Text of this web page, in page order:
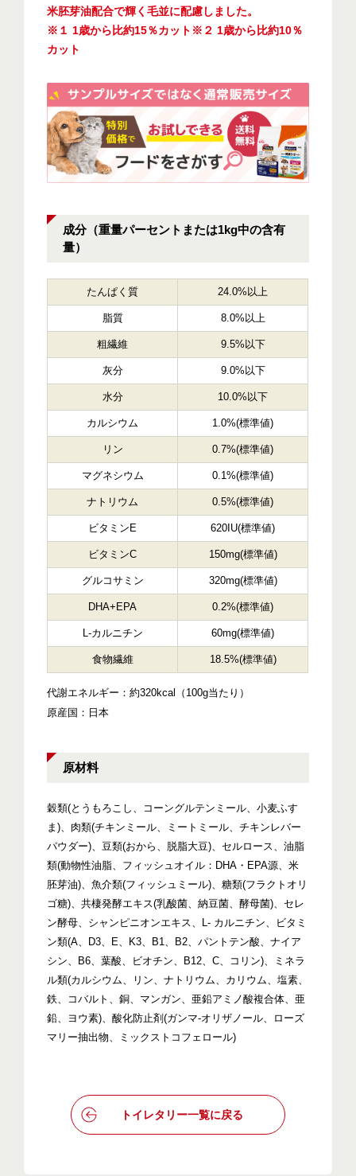
米胚芽油配合で輝く毛並に配慮しました。
※１ 1歳から比約15％カット※２ 1歳から比約10％
カット
成分（重量パーセントまたは1kg中の含有
量）
たんぱく質 24.0%以上
脂質 8.0%以上
粗繊維 9.5%以下
灰分 9.0%以下
水分 10.0%以下
カルシウム 1.0%(標準値)
リン 0.7%(標準値)
マグネシウム 0.1%(標準値)
ナトリウム 0.5%(標準値)
ビタミンE 620IU(標準値)
ビタミンC 150mg(標準値)
グルコサミン 320mg(標準値)
DHA+EPA 0.2%(標準値)
L-カルニチン 60mg(標準値)
食物繊維 18.5%(標準値)
代謝エネルギー：約320kcal（100g当たり）
原産国：日本
原材料
穀類(とうもろこし、コーングルテンミール、小麦ふす
ま)、肉類(チキンミール、ミートミール、チキンレバー
パウダー)、豆類(おから、脱脂大豆)、セルロース、油脂
類(動物性油脂、フィッシュオイル：DHA・EPA源、米
胚芽油)、魚介類(フィッシュミール)、糖類(フラクトオリ
ゴ糖)、共棲発酵エキス(乳酸菌、納豆菌、酵母菌)、セレ
ン酵母、シャンピニオンエキス、L- カルニチン、ビタミ
ン類(A、D3、E、K3、B1、B2、パントテン酸、ナイア
シン、B6、葉酸、ビオチン、B12、C、コリン)、ミネラ
ル類(カルシウム、リン、ナトリウム、カリウム、塩素、
鉄、コバルト、銅、マンガン、亜鉛アミノ酸複合体、亜
鉛、ヨウ素)、酸化防止剤(ガンマ-オリザノール、ローズ
マリー抽出物、ミックストコフェロール)
トイレタリー一覧に戻る